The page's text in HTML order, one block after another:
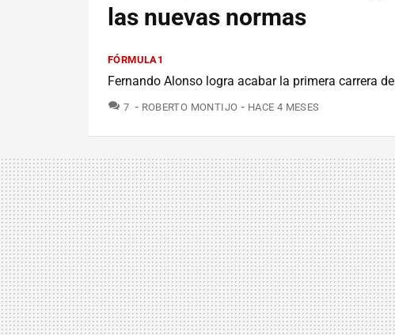
las nuevas normas
FÓRMULA1
Fernando Alonso logra acabar la primera carrera
7 COMENTARIOS
ROBERTO MONTIJO HACE 4 MESES